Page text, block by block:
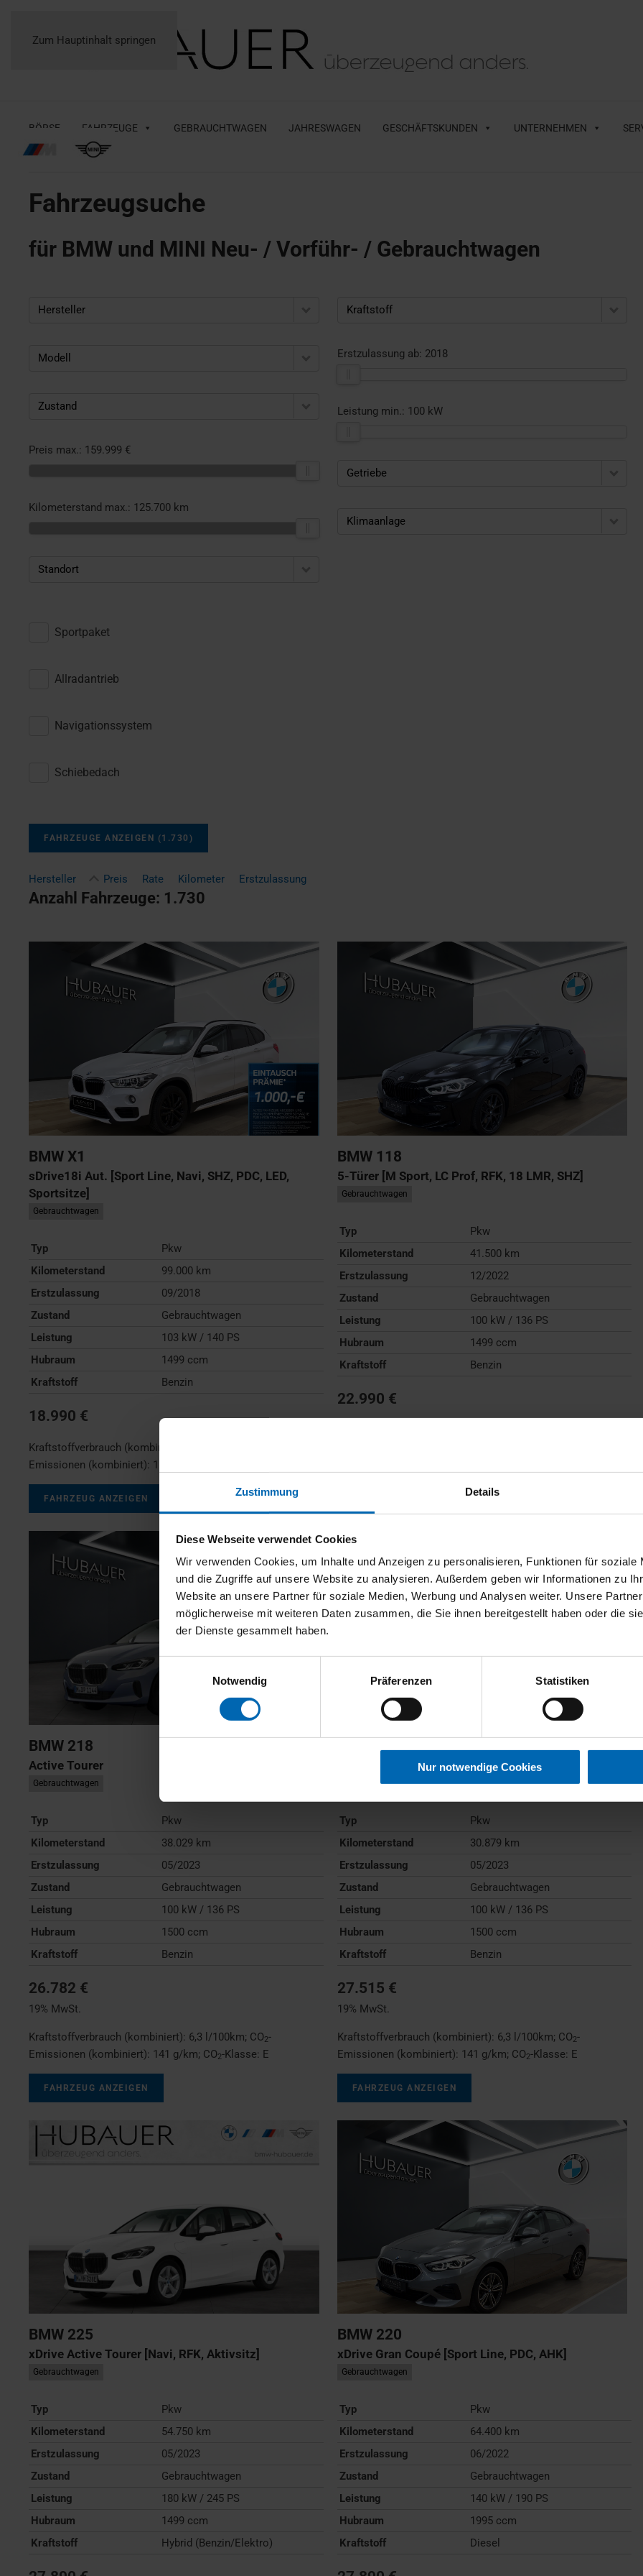
Zustimmung Details
Diese Webseite verwendet Cookies
Wir verwenden Cookies, um Inhalte und Anzeigen zu personalisieren, Funktionen für soziale
und die Zugriffe auf unsere Website zu analysieren. Außerdem geben wir Informationen zu
Website an unsere Partner für soziale Medien, Werbung und Analysen weiter. Unsere
möglicherweise mit weiteren Daten zusammen, die Sie ihnen bereitgestellt haben oder die
der Dienste gesammelt haben.
Notwendig
Präferenzen Statistiken
Nur notwendige Cookies
Zum Hauptinhalt springen
BÖRSE FAHRZEUGE GEBRAUCHTWAGEN JAHRESWAGEN GESCHÄFTSKUNDEN UNTERNEHMEN
Fahrzeugsuche
für BMW und MINI Neu- / Vorführ- / Gebrauchtwagen
Hersteller
Modell
Zustand
Preis max.: 159.999 €
Kilometerstand max.: 125.700 km
Standort
Kraftstoff
Erstzulassung ab: 2018
Leistung min.: 100 kW
Getriebe
Klimaanlage
Sportpaket
Allradantrieb
Navigationssystem
Schiebedach
FAHRZEUGE ANZEIGEN (1.730 )
Hersteller Preis Rate Kilometer Erstzulassung
Anzahl Fahrzeuge: 1.730
BMW X1
sDrive18i Aut. [Sport Line, Navi, SHZ, PDC, LED,
Sportsitze]
Gebrauchtwagen
Typ
Pkw
Kilometerstand
99.000 km
Erstzulassung
09/2018
Zustand
Gebrauchtwagen
Leistung
103 kW / 140 PS
Hubraum
1499 ccm
Kraftstoff
Benzin
18.990 €
Kraftstoffverbrauch (kombiniert):
Emissionen (kombiniert): 159 g/km
FAHRZEUG ANZEIGEN
BMW 118
5-Türer [M Sport, LC Prof, RFK, 18 LMR, SHZ]
Gebrauchtwagen
Typ
Pkw
Kilometerstand
41.500 km
Erstzulassung
12/2022
Zustand
Gebrauchtwagen
Leistung
100 kW / 136 PS
Hubraum
1499 ccm
Kraftstoff
Benzin
22.990 €
BMW 218
Active Tourer
Gebrauchtwagen
Typ
Pkw
Kilometerstand
38.029 km
Erstzulassung
05/2023
Zustand
Gebrauchtwagen
Leistung
100 kW / 136 PS
Hubraum
1500 ccm
Kraftstoff
Benzin
26.782 €
19% MwSt.
Kraftstoffverbrauch (kombiniert): 6,3 l/100km; CO2-
Emissionen (kombiniert): 141 g/km; CO2-Klasse: E
FAHRZEUG ANZEIGEN
218
Gebrauchtwagen
Typ
Pkw
Kilometerstand
30.879 km
Erstzulassung
05/2023
Zustand
Gebrauchtwagen
Leistung
100 kW / 136 PS
Hubraum
1500 ccm
Kraftstoff
Benzin
27.515 €
19% MwSt.
Kraftstoffverbrauch (kombiniert): 6,3 l/100km; CO2-
Emissionen (kombiniert): 141 g/km; CO2-Klasse: E
FAHRZEUG ANZEIGEN
BMW 225
xDrive Active Tourer [Navi, RFK, Aktivsitz]
Gebrauchtwagen
Typ
Pkw
Kilometerstand
54.750 km
Erstzulassung
05/2023
Zustand
Gebrauchtwagen
Leistung
180 kW / 245 PS
Hubraum
1499 ccm
Kraftstoff
Hybrid (Benzin/Elektro)
BMW 220
xDrive Gran Coupé [Sport Line, PDC, AHK]
Gebrauchtwagen
Typ
Pkw
Kilometerstand
64.400 km
Erstzulassung
06/2022
Zustand
Gebrauchtwagen
Leistung
140 kW / 190 PS
Hubraum
1995 ccm
Kraftstoff
Diesel